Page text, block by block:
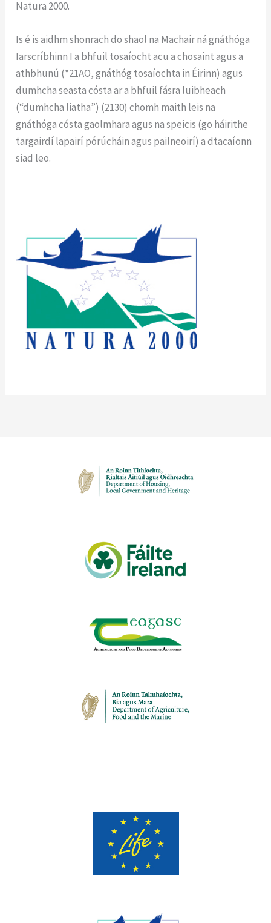
Natura 2000.
Is é is aidhm shonrach do shaol na Machair ná gnáthóga
Iarscríbhinn I a bhfuil tosaíocht acu a chosaint agus a
athbhunú (*21AO, gnáthóg tosaíochta in Éirinn) agus
dumhcha seasta cósta ar a bhfuil fásra luibheach
(“dumhcha liatha”) (2130) chomh maith leis na
gnáthóga cósta gaolmhara agus na speicis (go háirithe
targairdí lapairí pórúcháin agus pailneoirí) a dtacaíonn
siad leo.